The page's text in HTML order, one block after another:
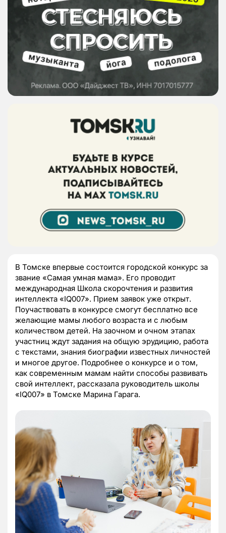
В Томске впервые состоится городской конкурс за
звание «Самая умная мама». Его проводит
международная Школа скорочтения и развития
интеллекта «IQ007». Прием заявок уже открыт.
Поучаствовать в конкурсе смогут бесплатно все
желающие мамы любого возраста и с любым
количеством детей. На заочном и очном этапах
участниц ждут задания на общую эрудицию, работа
с текстами, знания биографии известных личностей
и многое другое. Подробнее о конкурсе и о том,
как современным мамам найти способы развивать
свой интеллект, рассказала руководитель школы
«IQ007» в Томске Марина Гарага.